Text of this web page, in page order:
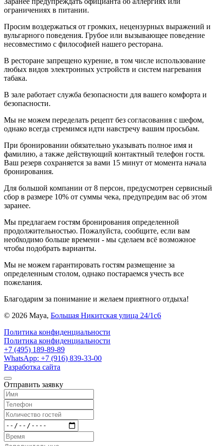
ограничениях в питании.
Просим воздержаться от громких, нецензурных выражений и
вульгарного поведения. Грубое или вызывающее поведение
несовместимо с философией нашего ресторана.
В ресторане запрещено курение, в том числе использование
любых видов электронных устройств и систем нагревания
табака.
В зале работает служба безопасности для вашего комфорта и
безопасности.
Мы не можем переделать рецепт без согласования с шефом,
однако всегда стремимся идти навстречу вашим просьбам.
При бронировании обязательно указывать полное имя и
фамилию, а также действующий контактный телефон гостя.
Ваш резерв сохраняется за вами 15 минут от момента начала
бронирования.
Для большой компании от 8 персон, предусмотрен сервисный
сбор в размере 10% от суммы чека, предупредим вас об этом
заранее.
Мы предлагаем гостям бронирования определенной
продолжительностью. Пожалуйста, сообщите, если вам
необходимо больше времени - мы сделаем всё возможное
чтобы подобрать варианты.
Мы не можем гарантировать гостям размещение за
определенным столом, однако постараемся учесть все
пожелания.
Благодарим за понимание и желаем приятного отдыха!
© 2026 Maya, Большая Никитская улица 24/1с6
Политика конфиденциальности
Политика конфиденциальности
+7 (495) 189-89-89
WhatsApp: +7 (916) 839-33-00
Разработка сайта
Отправить заявку